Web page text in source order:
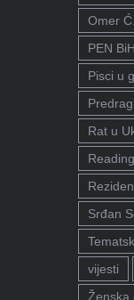
Omer
PEN BiH
Pisci u
Rat u
Srđan
vijesti
Ženska